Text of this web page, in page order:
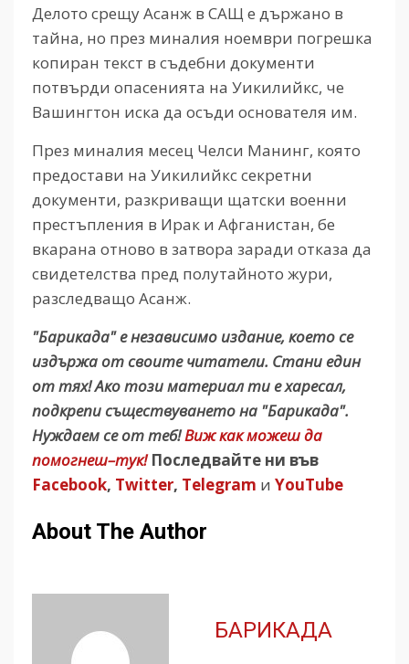
Делото срещу Асанж в САЩ е държано в
тайна, но през миналия ноември погрешка
копиран текст в съдебни документи
потвърди опасенията на Уикилийкс, че
Вашингтон иска да осъди основателя им.
През миналия месец Челси Манинг, която
предостави на Уикилийкс секретни
документи, разкриващи щатски военни
престъпления в Ирак и Афганистан, бе
вкарана отново в затвора заради отказа да
свидетелства пред полутайното жури,
разследващо Асанж.
"Барикада" е независимо издание, което се
издържа от своите читатели. Стани един
от тях! Ако този материал ти е харесал,
подкрепи съществуването на "Барикада".
Нуждаем се от теб!Виж как можеш да
помогнеш–тук! Последвайте ни във
Facebook, Twitter, Telegram и YouTube
About The Author
БАРИКАДА